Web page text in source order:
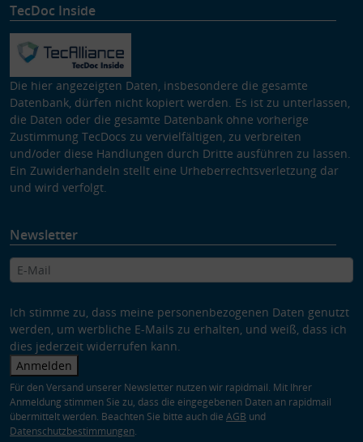
TecDoc Inside
Die hier angezeigten Daten, insbesondere die gesamte
Datenbank, dürfen nicht kopiert werden. Es ist zu unterlassen,
die Daten oder die gesamte Datenbank ohne vorherige
Zustimmung TecDocs zu vervielfältigen, zu verbreiten
und/oder diese Handlungen durch Dritte ausführen zu lassen.
Ein Zuwiderhandeln stellt eine Urheberrechtsverletzung dar
und wird verfolgt.
Newsletter
Ich stimme zu, dass meine personenbezogenen Daten genutzt
werden, um werbliche E-Mails zu erhalten, und weiß, dass ich
dies jederzeit widerrufen kann.
Anmelden
Für den Versand unserer Newsletter nutzen wir rapidmail. Mit Ihrer
Anmeldung stimmen Sie zu, dass die eingegebenen Daten an rapidmail
übermittelt werden. Beachten Sie bitte auch die AGB und
Datenschutzbestimmungen.